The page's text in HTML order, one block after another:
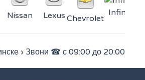
Nissan Lexus Chevrolet
Infiniti
› Звони ☎ с 09:00 до 20:00